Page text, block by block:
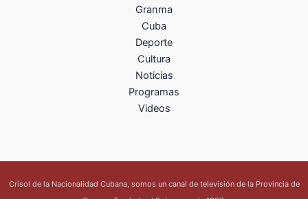
Granma
Cuba
Deporte
Cultura
Noticias
Programas
Videos
Crisol de la Nacionalidad Cubana, somos un canal de televisión de la Provincia de